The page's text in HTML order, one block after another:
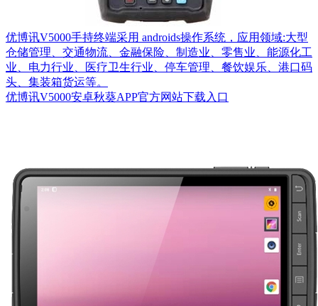
优博讯V5000手持终端采用 androids操作系统，应用领域:大型
仓储管理、交通物流、金融保险、制造业、零售业、能源化工
业、电力行业、医疗卫生行业、停车管理、餐饮娱乐、港口码
头、集装箱货运等。
优博讯V5000安卓秋葵APP官方网站下载入口